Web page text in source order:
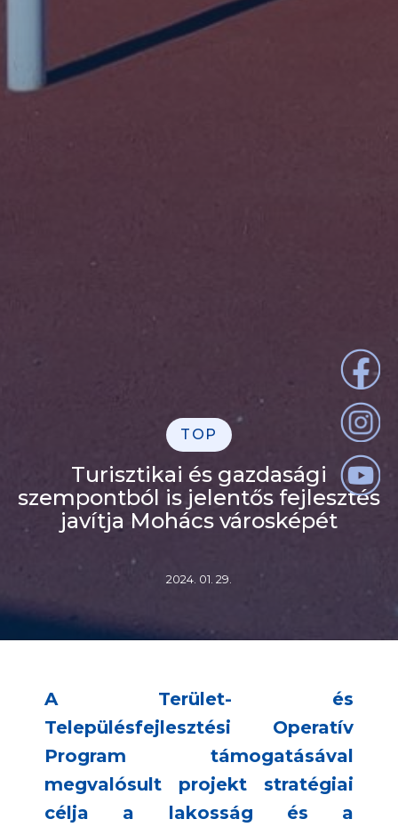
TOP
Turisztikai és gazdasági
szempontból is jelentős fejlesztés
javítja Mohács városképét
2024. 01. 29.
A Terület- és
Településfejlesztési Operatív
Program támogatásával
megvalósult projekt stratégiai
célja a lakosság és a